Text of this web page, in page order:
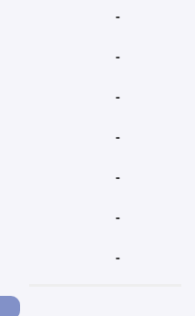
-
-
-
-
-
-
-